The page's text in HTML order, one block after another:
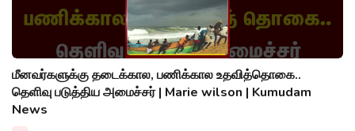
மீனவர்களுக்கு தடைக்கால, பணிக்கால உதவித்தொகை..
தெளிவு படுத்திய அமைச்சர் | Marie wilson | Kumudam
News